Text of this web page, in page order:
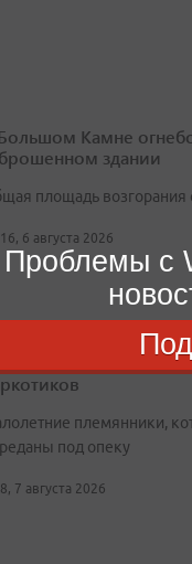
Камне
здании
площадь возгорания
6 августа 2026
Владивостоке
племянники,
под опеку
7 августа 2026
Проблемы с